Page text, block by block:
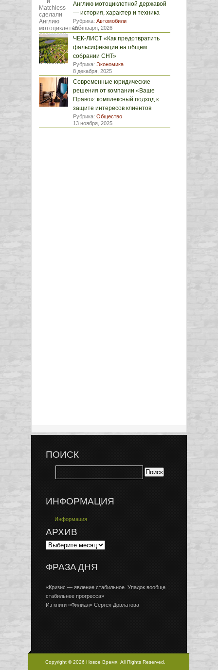
Англию мотоциклетной державой
— история, характер и техника
Рубрика: Автомобили
29 января, 2026
ЧЕК-ЛИСТ «Как предотвратить
фальсификации на общем
собрании СНТ»
Рубрика: Экономика
8 декабря, 2025
Современные юридические
решения от компании «Ваше
Право»: комплексный подход к
защите интересов клиентов
Рубрика: Общество
13 ноября, 2025
ПОИСК
ИНФОРМАЦИЯ
Информация
АРХИВ
ФРАЗА ДНЯ
«Кризис — явление стабильное. Упадок вообще
стабильнее прогресса»
Из книги «Филиал» Сергея Довлатова
Copyright © 2026 Новое Время, All Rights Reserved.